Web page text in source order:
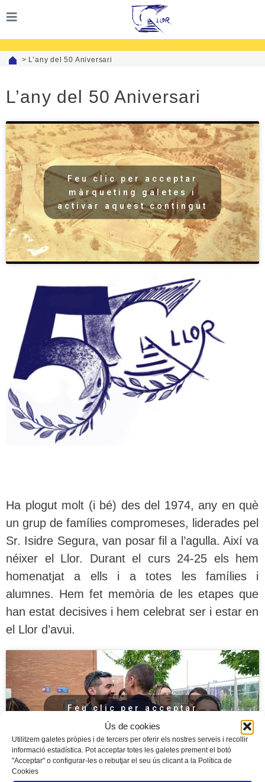
Ús de cookies
Utilitzem galetes pròpies i de tercers per oferir els nostres serveis i recollir
informació estadística. Pot acceptar totes les galetes prement el botó
"Acceptar" o configurar-les o rebutjar el seu ús clicant a la Política de
Cookies
> L’any del 50 Aniversari
L’any del 50 Aniversari
Feu clic per acceptar
màrqueting galetes i
activar aquest contingut
Ha plogut molt (i bé) des del 1974, any en què
un grup de famílies compromeses, liderades pel
Sr. Isidre Segura, van posar fil a l’agulla. Així va
néixer el Llor. Durant el curs 24-25 els hem
homenatjat a ells i a totes les famílies i
alumnes. Hem fet memòria de les etapes que
han estat decisives i hem celebrat ser i estar en
el Llor d’avui.
Feu clic per acceptar
màrqueting galetes i
activar aquest contingut